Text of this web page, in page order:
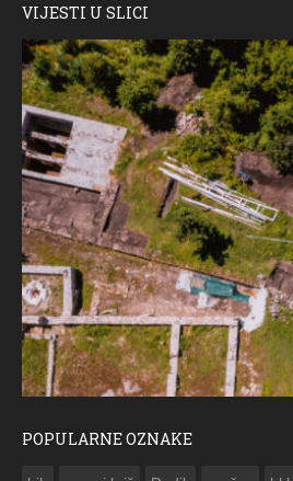
VIJESTI U SLICI
POPULARNE OZNAKE